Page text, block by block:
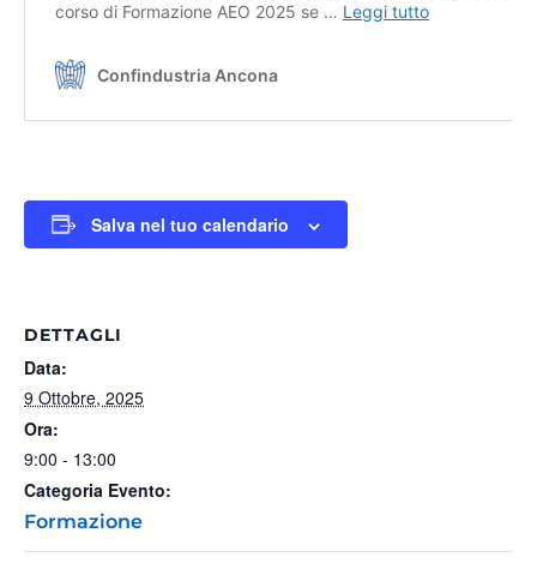
Salva nel tuo calendario
DETTAGLI
Data:
9 Ottobre, 2025
Ora:
9:00 - 13:00
Categoria Evento:
Formazione